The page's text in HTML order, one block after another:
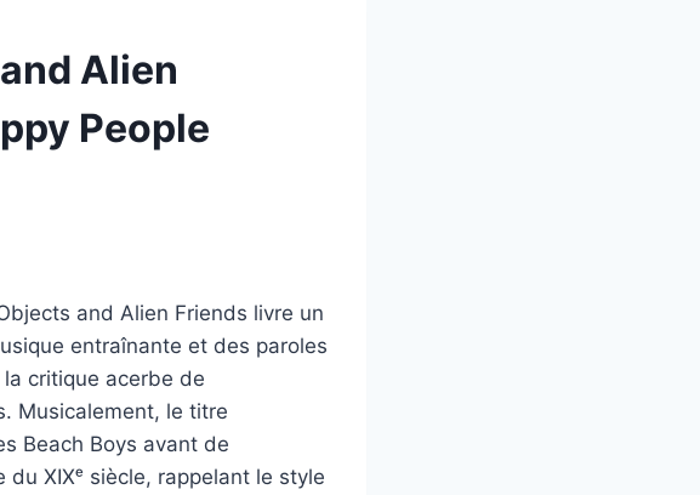
Alien
People
and Alien Friends livre un
entraînante et des paroles
critique acerbe de
Musicalement, le titre
Beach Boys avant de
XIXᵉ siècle, rappelant le style